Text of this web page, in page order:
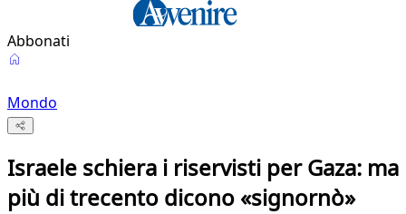
Abbonati
Mondo
Israele schiera i riservisti per Gaza: ma
più di trecento dicono «signornò»